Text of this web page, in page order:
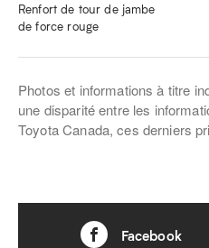
Renfort de tour de jambe
de force rouge
Photos et informations à titre
une disparité entre les
Toyota Canada, ces derniers
Facebook